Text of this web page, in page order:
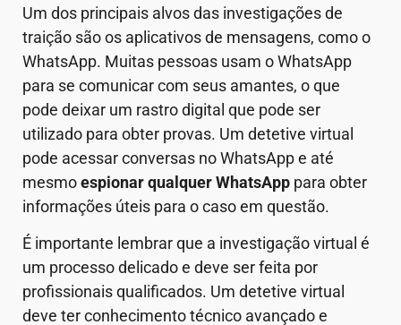
Um dos principais alvos das investigações de
traição são os aplicativos de mensagens, como o
WhatsApp. Muitas pessoas usam o WhatsApp
para se comunicar com seus amantes, o que
pode deixar um rastro digital que pode ser
utilizado para obter provas. Um detetive virtual
pode acessar conversas no WhatsApp e até
mesmoespionar qualquer WhatsApp para obter
informações úteis para o caso em questão.
É importante lembrar que a investigação virtual é
um processo delicado e deve ser feita por
profissionais qualificados. Um detetive virtual
deve ter conhecimento técnico avançado e